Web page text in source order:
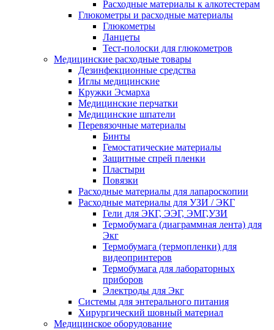
Расходные материалы к алкотестерам
Глюкометры и расходные материалы
Глюкометры
Ланцеты
Тест-полоски для глюкометров
Медицинские расходные товары
Дезинфекционные средства
Иглы медицинские
Кружки Эсмарха
Медицинские перчатки
Медицинские шпатели
Перевязочные материалы
Бинты
Гемостатические материалы
Защитные спрей пленки
Пластыри
Повязки
Расходные материалы для лапароскопии
Расходные материалы для УЗИ / ЭКГ
Гели для ЭКГ, ЭЭГ, ЭМГ,УЗИ
Термобумага (диаграммная лента) для
Экг
Термобумага (термопленки) для
видеопринтеров
Термобумага для лабораторных
приборов
Электроды для Экг
Системы для энтерального питания
Хирургический шовный материал
Медицинское оборудование